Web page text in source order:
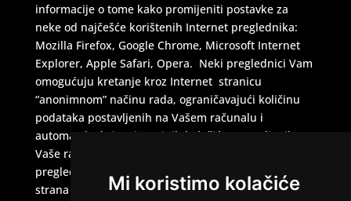
Mi koristimo kolačiće
informacije o tome kako promijeniti postavke za
neke od najčešće korištenih Internet preglednika:
Mozilla Firefox, Google Chrome, Microsoft Internet
Explorer, Apple Safari, Opera. Neki preglednici Vam
omogućuju kretanje kroz Internet stranicu
“anonimnom” načinu rada, ograničavajući količinu
podataka postavljenih na Vašem računalu i
automatsko brisanje trajnih kolačića postavljenih na
Vaše računalo ili mobilni uređaj kada završite sesiju
pregledavanja. Postoje i mnoge aplikacije trećih
strana koje možete dodati u preglednik da biste